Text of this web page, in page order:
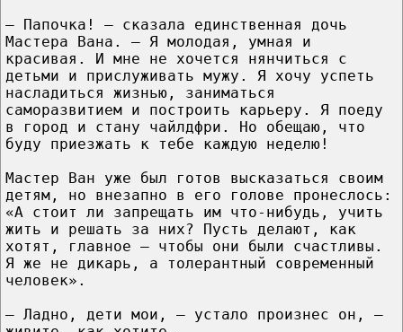
— Папочка! – сказала единственная дочь
Мастера Вана. – Я молодая, умная и
красивая. И мне не хочется нянчиться с
детьми и прислуживать мужу. Я хочу успеть
насладиться жизнью, заниматься
саморазвитием и построить карьеру. Я поеду
в город и стану чайлдфри. Но обещаю, что
буду приезжать к тебе каждую неделю!
Мастер Ван уже был готов высказаться своим
детям, но внезапно в его голове пронеслось:
«А стоит ли запрещать им что-нибудь, учить
жить и решать за них? Пусть делают, как
хотят, главное – чтобы они были счастливы.
Я же не дикарь, а толерантный современный
человек».
— Ладно, дети мои, — устало произнес он, —